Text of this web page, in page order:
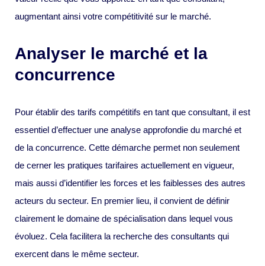
augmentant ainsi votre compétitivité sur le marché.
Analyser le marché et la
concurrence
Pour établir des tarifs compétitifs en tant que consultant, il est
essentiel d’effectuer une analyse approfondie du marché et
de la concurrence. Cette démarche permet non seulement
de cerner les pratiques tarifaires actuellement en vigueur,
mais aussi d’identifier les forces et les faiblesses des autres
acteurs du secteur. En premier lieu, il convient de définir
clairement le domaine de spécialisation dans lequel vous
évoluez. Cela facilitera la recherche des consultants qui
exercent dans le même secteur.